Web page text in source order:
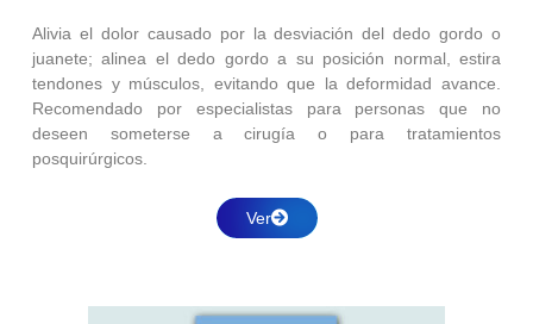
Alivia el dolor causado por la desviación del dedo gordo o
juanete; alinea el dedo gordo a su posición normal, estira
tendones y músculos, evitando que la deformidad avance.
Recomendado por especialistas para personas que no
deseen someterse a cirugía o para tratamientos
posquirúrgicos.
Ver